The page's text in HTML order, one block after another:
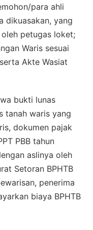
para ahli
dikuasakan, yang
petugas loket;
Waris sesuai
Akte Wasiat
bukti lunas
tanah waris yang
dokumen pajak
PBB tahun
aslinya oleh
Setoran BPHTB
penerima
biaya BPHTB